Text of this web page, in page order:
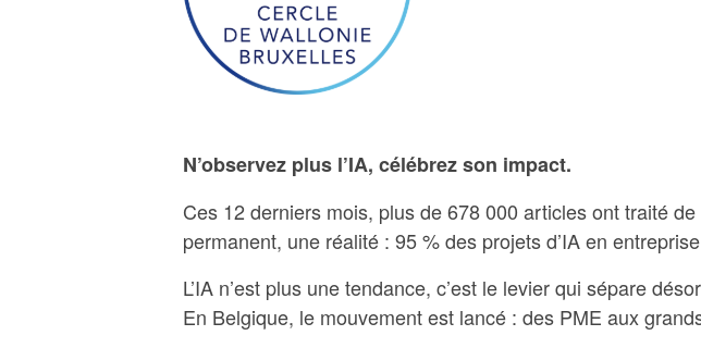
N’observez plus l’IA, célébrez son impact.
Ces 12 derniers mois, plus de 678 000 articles ont traité
permanent, une réalité : 95 % des projets d’IA en
L’IA n’est plus une tendance, c’est le levier qui sépare
En Belgique, le mouvement est lancé : des PME aux